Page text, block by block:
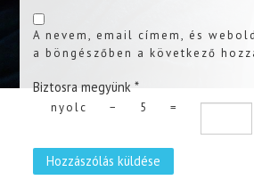
A nevem, email címem, és
a böngészőben a következő
Biztosra megyünk *
nyolc − 5 =